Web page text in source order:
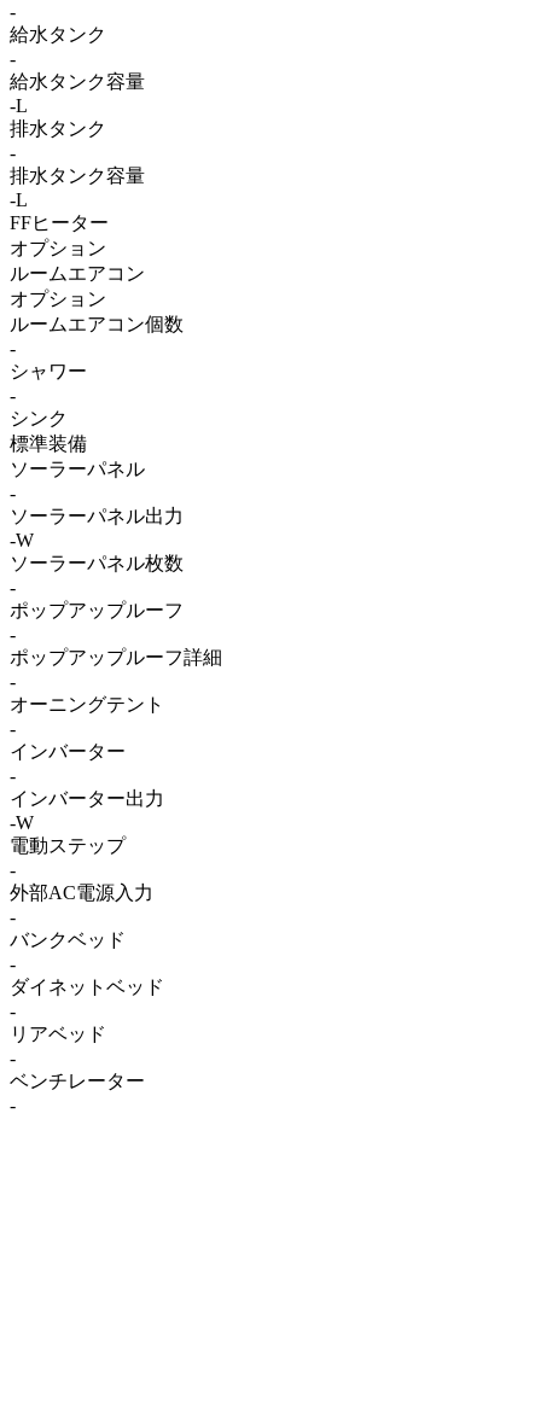
-
給水タンク
-
給水タンク容量
-L
排水タンク
-
排水タンク容量
-L
FFヒーター
オプション
ルームエアコン
オプション
ルームエアコン個数
-
シャワー
-
シンク
標準装備
ソーラーパネル
-
ソーラーパネル出力
-W
ソーラーパネル枚数
-
ポップアップルーフ
-
ポップアップルーフ詳細
-
オーニングテント
-
インバーター
-
インバーター出力
-W
電動ステップ
-
外部AC電源入力
-
バンクベッド
-
ダイネットベッド
-
リアベッド
-
ベンチレーター
-